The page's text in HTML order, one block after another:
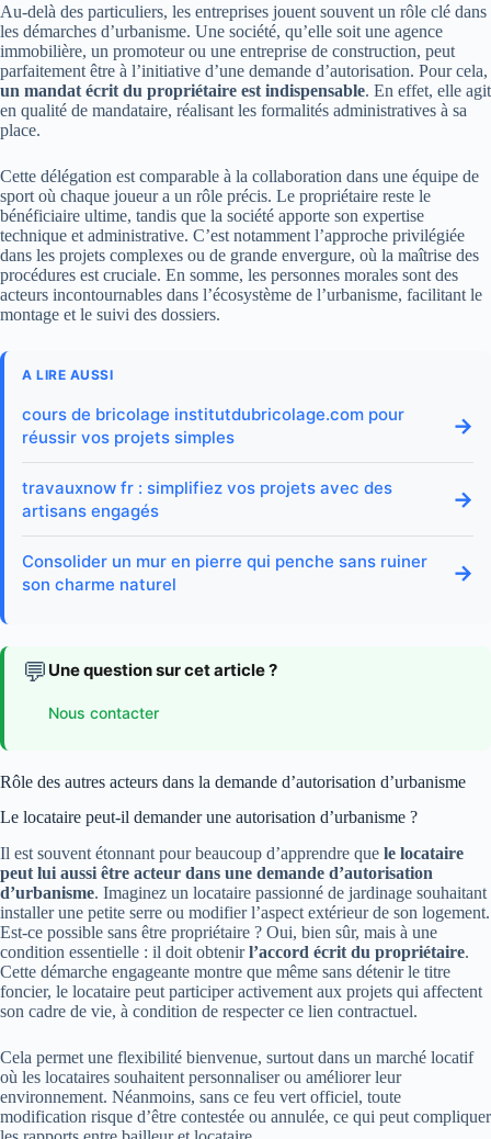
Au-delà des particuliers, les entreprises jouent souvent un rôle clé dans
les démarches d’urbanisme. Une société, qu’elle soit une agence
immobilière, un promoteur ou une entreprise de construction, peut
parfaitement être à l’initiative d’une demande d’autorisation. Pour cela,
un mandat écrit du propriétaire est indispensable. En effet, elle agit
en qualité de mandataire, réalisant les formalités administratives à sa
place.
Cette délégation est comparable à la collaboration dans une équipe de
sport où chaque joueur a un rôle précis. Le propriétaire reste le
bénéficiaire ultime, tandis que la société apporte son expertise
technique et administrative. C’est notamment l’approche privilégiée
dans les projets complexes ou de grande envergure, où la maîtrise des
procédures est cruciale. En somme, les personnes morales sont des
acteurs incontournables dans l’écosystème de l’urbanisme, facilitant le
montage et le suivi des dossiers.
A LIRE AUSSI
cours de bricolage institutdubricolage.com pour
réussir vos projets simples
→
travauxnow fr : simplifiez vos projets avec des
artisans engagés
→
Consolider un mur en pierre qui penche sans ruiner
son charme naturel
→
💬 Une question sur cet article ?
Nous contacter
Rôle des autres acteurs dans la demande d’autorisation d’urbanisme
Le locataire peut-il demander une autorisation d’urbanisme ?
Il est souvent étonnant pour beaucoup d’apprendre que le locataire
peut lui aussi être acteur dans une demande d’autorisation
d’urbanisme. Imaginez un locataire passionné de jardinage souhaitant
installer une petite serre ou modifier l’aspect extérieur de son logement.
Est-ce possible sans être propriétaire ? Oui, bien sûr, mais à une
condition essentielle : il doit obtenirl’accord écrit du propriétaire.
Cette démarche engageante montre que même sans détenir le titre
foncier, le locataire peut participer activement aux projets qui affectent
son cadre de vie, à condition de respecter ce lien contractuel.
Cela permet une flexibilité bienvenue, surtout dans un marché locatif
où les locataires souhaitent personnaliser ou améliorer leur
environnement. Néanmoins, sans ce feu vert officiel, toute
modification risque d’être contestée ou annulée, ce qui peut compliquer